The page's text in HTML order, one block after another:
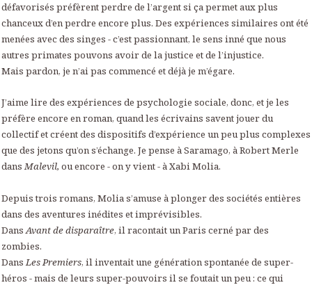
défavorisés préfèrent perdre de l’argent si ça permet aux plus
chanceux d’en perdre encore plus. Des expériences similaires ont été
menées avec des singes - c’est passionnant, le sens inné que nous
autres primates pouvons avoir de la justice et de l’injustice.
Mais pardon, je n’ai pas commencé et déjà je m’égare.
J’aime lire des expériences de psychologie sociale, donc, et je les
préfère encore en roman, quand les écrivains savent jouer du
collectif et créent des dispositifs d’expérience un peu plus complexes
que des jetons qu’on s’échange. Je pense à Saramago, à Robert Merle
dansMalevil, ou encore - on y vient - à Xabi Molia.
Depuis trois romans, Molia s’amuse à plonger des sociétés entières
dans des aventures inédites et imprévisibles.
DansAvant de disparaître, il racontait un Paris cerné par des
zombies.
DansLes Premiers, il inventait une génération spontanée de super-
héros - mais de leurs super-pouvoirs il se foutait un peu : ce qui